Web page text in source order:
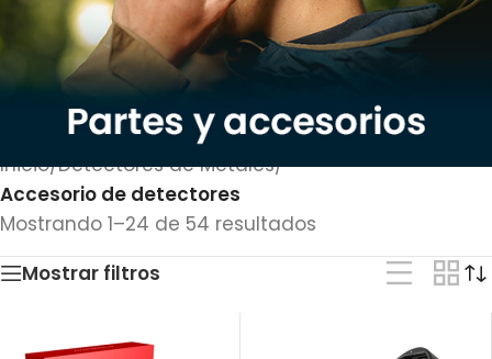
Inicio/Detectores de Metales/
Accesorio de detectores
Mostrando 1–24 de 54 resultados
Mostrar filtros